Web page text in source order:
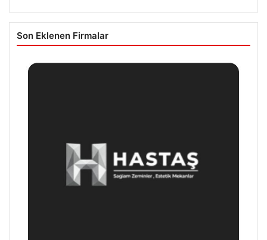
Son Eklenen Firmalar